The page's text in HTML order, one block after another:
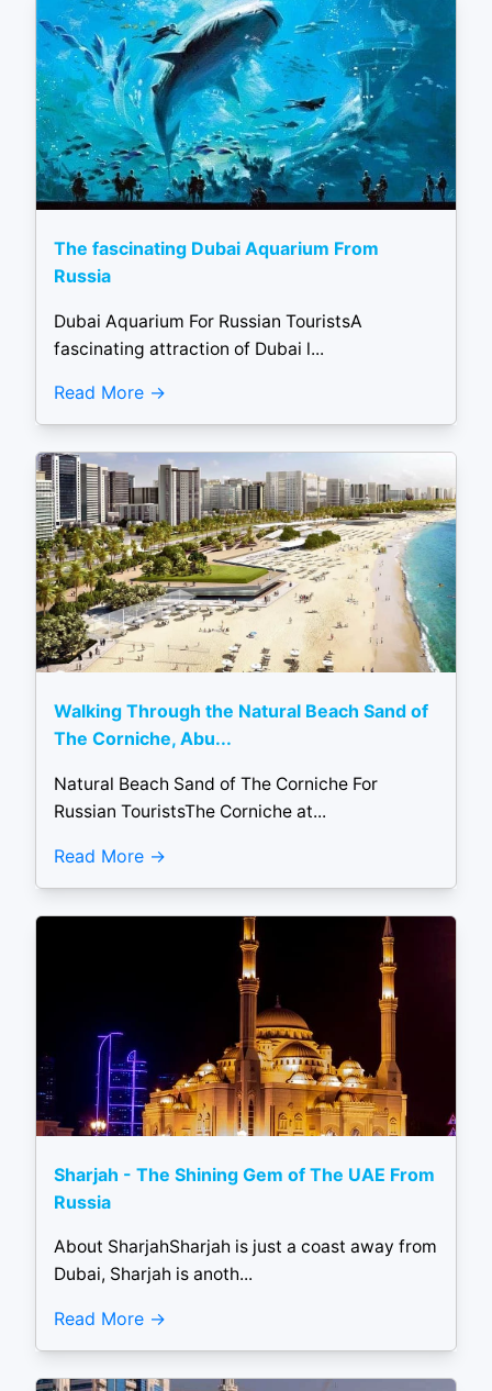
The fascinating Dubai Aquarium From
Russia
Dubai Aquarium For Russian TouristsA
fascinating attraction of Dubai l...
Read More
Walking Through the Natural Beach Sand of
The Corniche, Abu...
Natural Beach Sand of The Corniche For
Russian TouristsThe Corniche at...
Read More
Sharjah - The Shining Gem of The UAE From
Russia
About SharjahSharjah is just a coast away from
Dubai, Sharjah is anoth...
Read More